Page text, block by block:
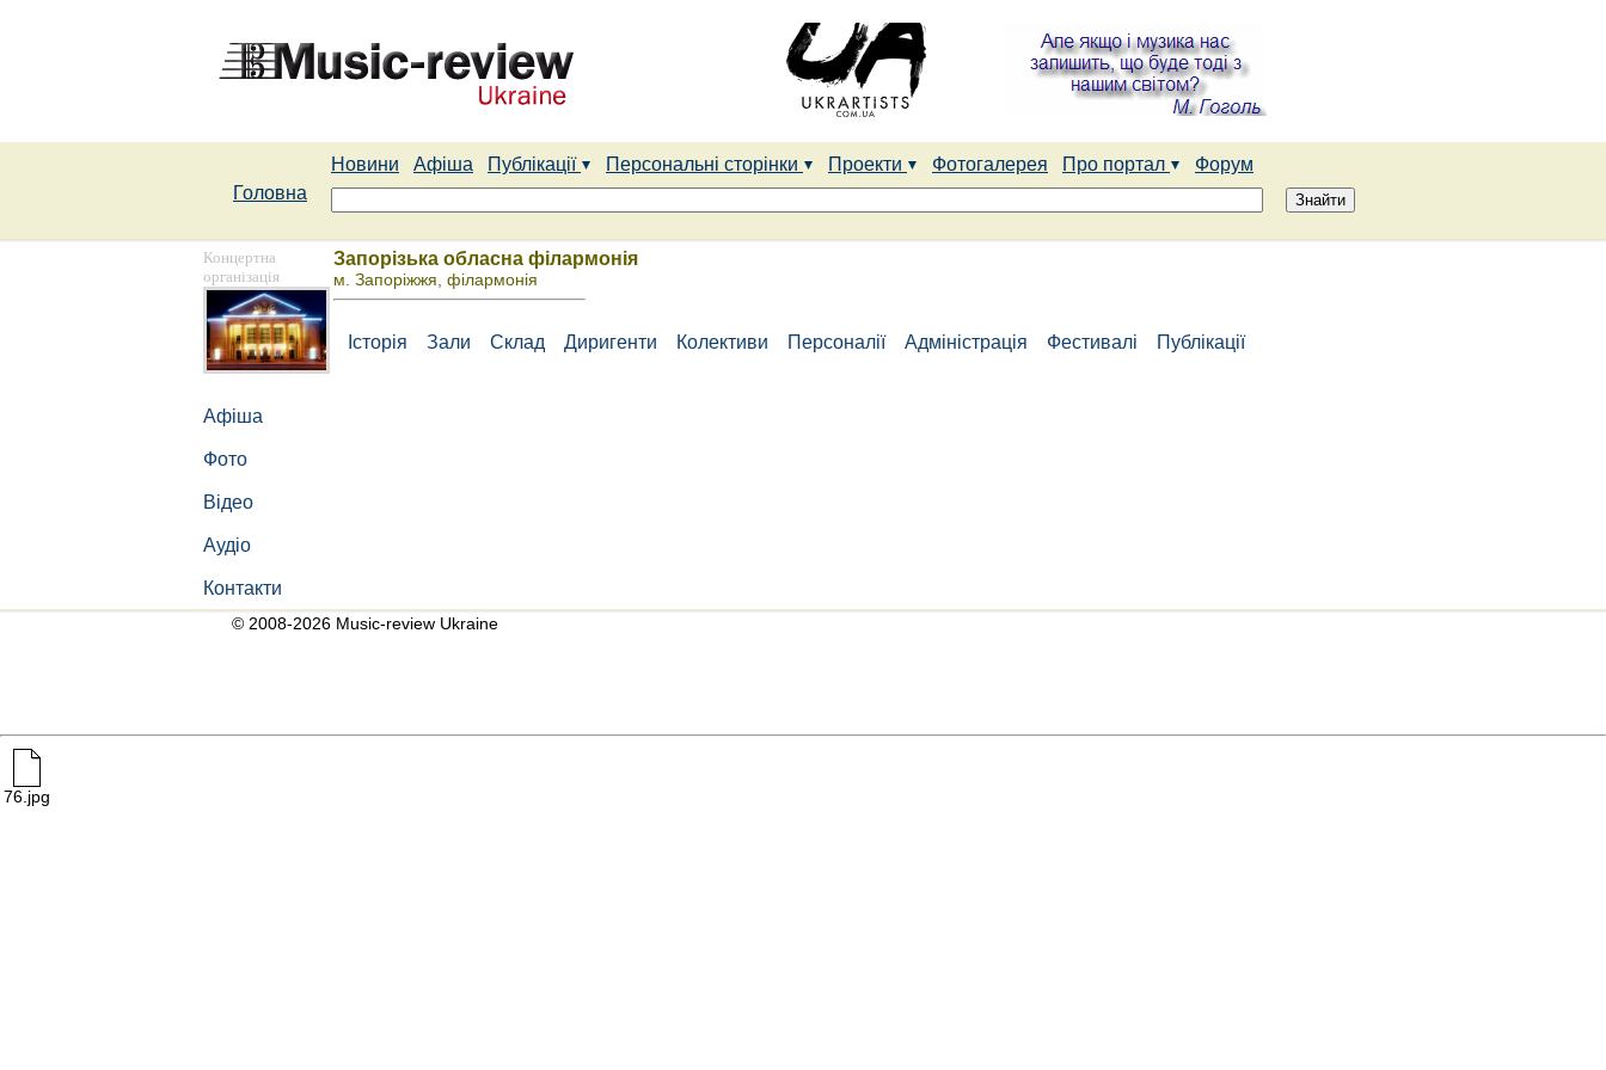
Новини Афіша Публікації Персональні сторінки Проекти Фотогалерея Про портал
Форум
Головна
Концертна
організація
Афіша
Фото
Відео
Аудіо
Контакти
Запорізька обласна філармонія
м. Запоріжжя, філармонія
Історія Зали Склад Диригенти Колективи Персоналії Адміністрація Фестивалі Публікації
© 2008-2026 Music-review Ukraine
76.jpg